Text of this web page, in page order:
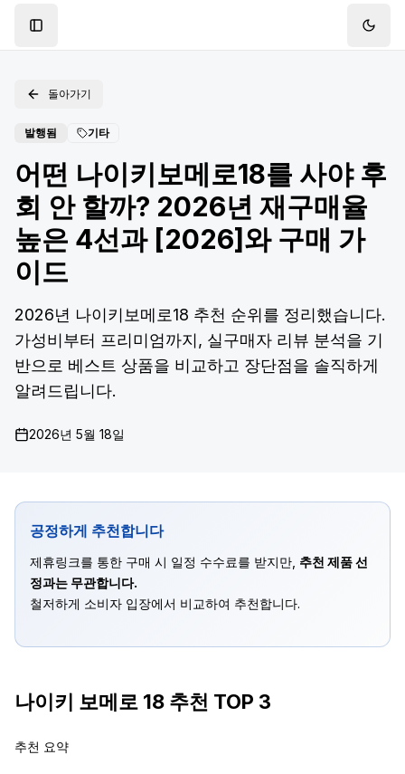
Toggle Sidebar
돌아가기
발행됨 기타
어떤 나이키보메로18를 사야 후
회 안 할까? 2026년 재구매율
높은 4선과 [2026]와 구매 가
이드
2026년 나이키보메로18 추천 순위를 정리했습니다.
가성비부터 프리미엄까지, 실구매자 리뷰 분석을 기
반으로 베스트 상품을 비교하고 장단점을 솔직하게
알려드립니다.
2026년 5월 18일
공정하게 추천합니다
제휴링크를 통한 구매 시 일정 수수료를 받지만, 추천 제품 선
정과는 무관합니다.
철저하게 소비자 입장에서 비교하여 추천합니다.
나이키 보메로 18 추천 TOP 3
추천 요약